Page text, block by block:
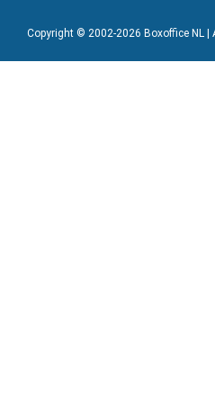
Copyright © 2002-2026 Boxoffice NL |